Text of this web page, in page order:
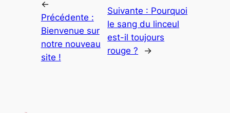
←
Précédente :
Bienvenue sur
notre nouveau
site !
Suivante : Pourquoi
le sang du linceul
est-il toujours
rouge ?
→